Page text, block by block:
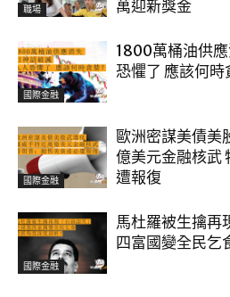
職場 萬迎新獎金
國際金融
1800萬桶油供
恐懼了 應該何時
國際金融
歐洲密謀美債美
億美元金融核武
遭報復
國際金融
馬杜羅被生擒再
四富國變全民乞